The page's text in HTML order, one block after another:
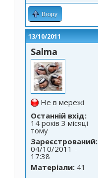
Вгору
13/10/2011
Salma
Не в мережі
Останній вхід:
14 років 3 місяці
тому
Зареєстрований:
04/10/2011 -
17:38
Матеріали: 41